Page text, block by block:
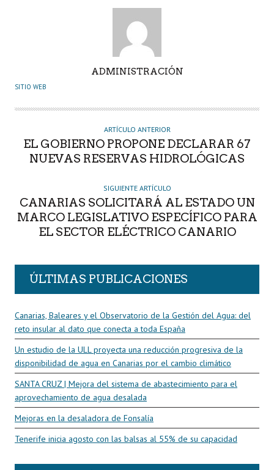
U
O
ADMINISTRACIÓN
SITIO WEB
ARTÍCULO ANTERIOR
EL GOBIERNO PROPONE DECLARAR 67
NUEVAS RESERVAS HIDROLÓGICAS
SIGUIENTE ARTÍCULO
CANARIAS SOLICITARÁ AL ESTADO UN
MARCO LEGISLATIVO ESPECÍFICO PARA
EL SECTOR ELÉCTRICO CANARIO
ÚLTIMAS PUBLICACIONES
Canarias, Baleares y el Observatorio de la Gestión del Agua: del
reto insular al dato que conecta a toda España
Un estudio de la ULL proyecta una reducción progresiva de la
disponibilidad de agua en Canarias por el cambio climático
SANTA CRUZ | Mejora del sistema de abastecimiento para el
aprovechamiento de agua desalada
Mejoras en la desaladora de Fonsalía
Tenerife inicia agosto con las balsas al 55% de su capacidad